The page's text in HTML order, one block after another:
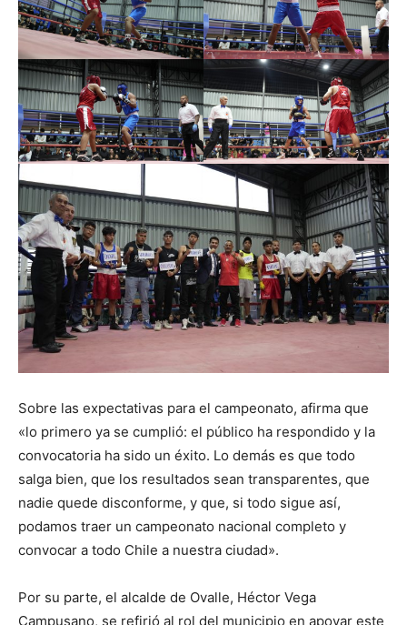
Sobre las expectativas para el campeonato, afirma que
«lo primero ya se cumplió: el público ha respondido y la
convocatoria ha sido un éxito. Lo demás es que todo
salga bien, que los resultados sean transparentes, que
nadie quede disconforme, y que, si todo sigue así,
podamos traer un campeonato nacional completo y
convocar a todo Chile a nuestra ciudad».
Por su parte, el alcalde de Ovalle, Héctor Vega
Campusano, se refirió al rol del municipio en apoyar este